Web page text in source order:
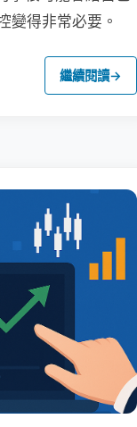
變得非常必要。
繼續閱讀→